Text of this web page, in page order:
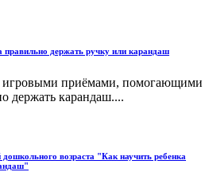
правильно держать ручку или карандаш
игровыми приёмами, помогающими
держать карандаш....
возраста "Как научить ребенка